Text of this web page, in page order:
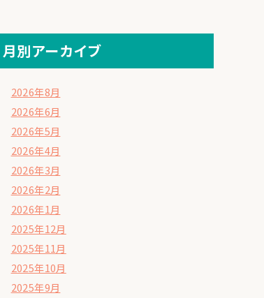
月別アーカイブ
2026年8月
2026年6月
2026年5月
2026年4月
2026年3月
2026年2月
2026年1月
2025年12月
2025年11月
2025年10月
2025年9月